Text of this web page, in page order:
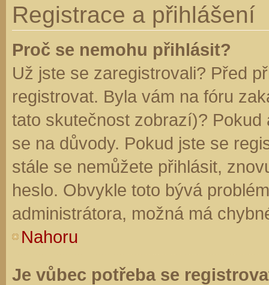
Registrace a přihlášení
Proč se nemohu přihlásit?
Už jste se zaregistrovali? Před
registrovat. Byla vám na fóru
tato skutečnost zobrazí)?
se na důvody. Pokud jste se
stále se nemůžete přihlásit,
heslo. Obvykle toto bývá
administrátora, možná má
Nahoru
Je vůbec potřeba se